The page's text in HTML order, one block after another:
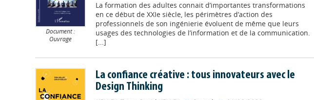
Document :
Ouvrage
La formation des adultes connait d’importantes transformations
en ce début de XXIe siècle, les périmètres d’action des
professionnels de son ingénierie évoluent de même que leurs
usages des technologies de l’information et de la communication.
[...]
La confiance créative : tous innovateurs avec le
Design Thinking